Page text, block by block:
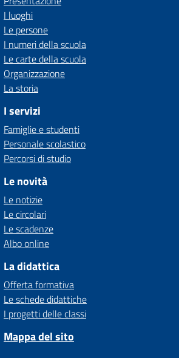
I luoghi
Le persone
I numeri della scuola
Le carte della scuola
Organizzazione
La storia
I servizi
Famiglie e studenti
Personale scolastico
Percorsi di studio
Le novità
Le notizie
Le circolari
Le scadenze
Albo online
La didattica
Offerta formativa
Le schede didattiche
I progetti delle classi
Mappa del sito